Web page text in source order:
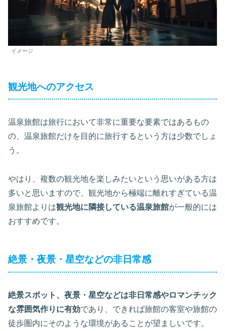
イメージ
観光地へのアクセス
温泉旅館は旅行において非常に重要な要素ではあるもの
の、温泉旅館だけを目的に旅行するという方は少数でしょ
う。
やはり、複数の観光地を楽しみたいという思いがある方は
多いと思いますので、観光地から極端に離れすぎている温
泉旅館よりは観光地に隣接している温泉旅館が一般的には
おすすめです。
絶景・夜景・星空などの非日常感
絶景スポット、夜景・星空などは非日常感やロマンチック
な雰囲気作りに有効であり、できれば旅館の客室や旅館の
徒歩圏内にそのような環境があることが望ましいです。